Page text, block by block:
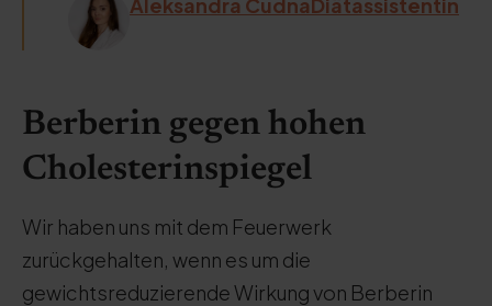
Berberin gegen hohen
Cholesterinspiegel
Wir haben uns mit dem Feuerwerk
zurückgehalten, wenn es um die
gewichtsreduzierende Wirkung von Berberin